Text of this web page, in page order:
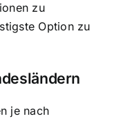
zu
Option zu
je nach